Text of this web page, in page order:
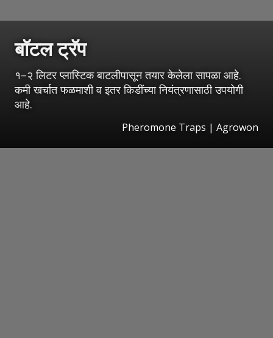
बॉटल ट्रॅप
१–२ लिटर प्लास्टिक बाटलीपासून तयार केलेला सापळा आहे.
कमी खर्चात फळमाशी व इतर किडींच्या नियंत्रणासाठी उपयोगी
आहे.
Pheromone Traps | Agrowon